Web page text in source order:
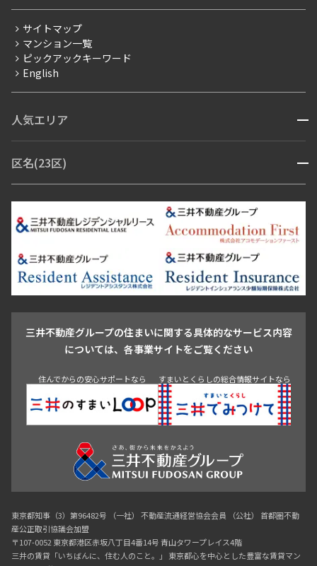
222
お部屋を再検索
賃料改定
フリーレント
ペット可
ブランドマンション
サイトマップ
マンション一覧
ピックアックキーワード
English
人気エリア 開閉
青山・表参道・原宿
市ヶ谷・神楽坂・飯田橋
三田・芝・浜松町
芝浦・汐留・品川
月島・勝どき・豊洲
本郷・春日・小石川
目白・高田馬場・早稲田
池尻大橋・三軒茶屋
祐天寺・学芸大学・自由が丘
駒沢・用賀・二子玉川
成城・砧
池袋・板橋・王子
青山 渋谷 東京・大手町 新宿 品川
目黒・中目黒
区名(23区) 開閉
江東区 台東区 墨田区
中野区
豊島区
杉並区 板橋区 練馬区 荒川区
足立区
葛飾区
江戸川区
三井不動産グループの住まいに関する具体的なサービス内容
については、各事業サイトをご覧ください
住んでからの安心サポートなら すまいとくらしの総合情報サイトなら
東京都知事（3）第96482号 （一社） 不動産流通経営協会会員 （公社） 首都圏不動
産公正取引協議会加盟
〒107-0052 東京都港区赤坂八丁目4番14号 青山タワープレイス4階
三井の賃貸「いちばんに、住む人のこと。」 東京都心を中心とした豊富な賃貸マン